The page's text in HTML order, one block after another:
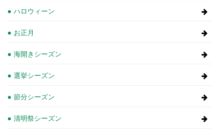
ハロウィーン
お正月
海開きシーズン
選挙シーズン
節分シーズン
清明祭シーズン